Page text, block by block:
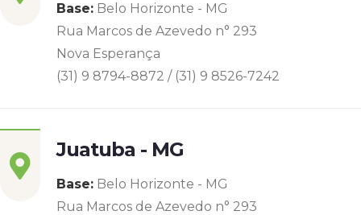
Base: Belo Horizonte - MG
Rua Marcos de Azevedo n° 293
Nova Esperança
(31) 9 8794-8872 / (31) 9 8526-7242
Juatuba - MG
Base: Belo Horizonte - MG
Rua Marcos de Azevedo n° 293